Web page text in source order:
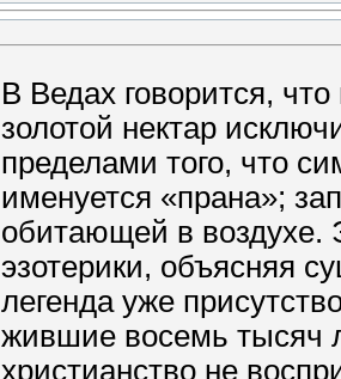
В Ведах говорится,
золотой нектар
пределами того, что
именуется «прана»;
обитающей в
эзотерики, объясняя
легенда уже
жившие восемь тысяч
христианство не